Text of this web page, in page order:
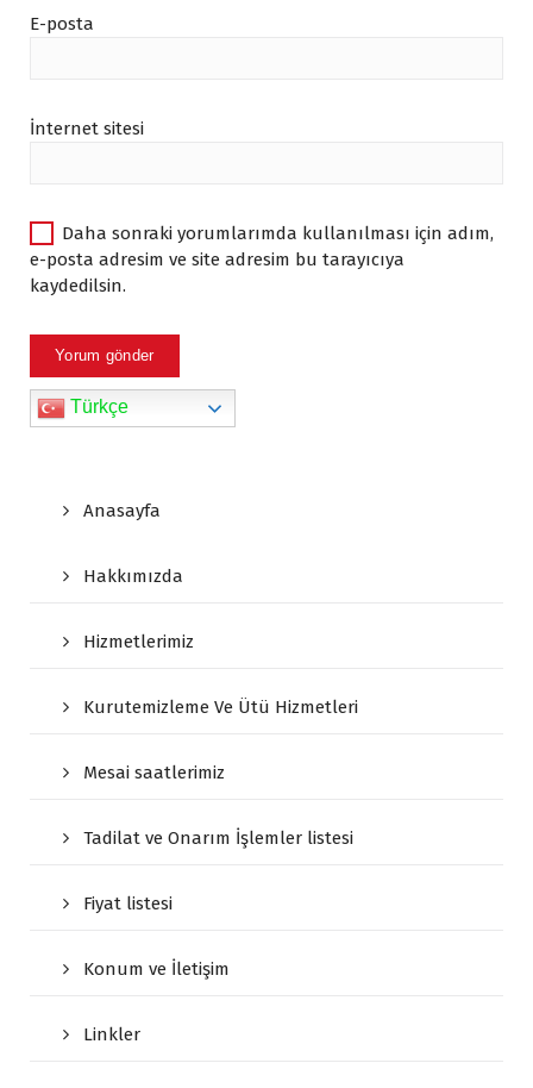
E-posta
İnternet sitesi
Daha sonraki yorumlarımda kullanılması için adım,
e-posta adresim ve site adresim bu tarayıcıya
kaydedilsin.
Türkçe
Anasayfa
Hakkımızda
Hizmetlerimiz
Kurutemizleme Ve Ütü Hizmetleri
Mesai saatlerimiz
Tadilat ve Onarım İşlemler listesi
Fiyat listesi
Konum ve İletişim
Linkler